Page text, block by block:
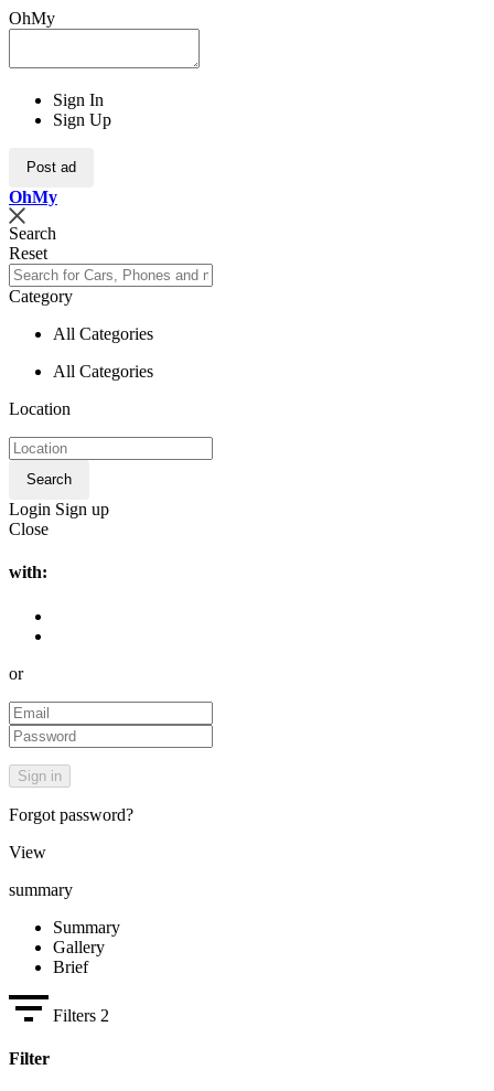
OhMy
Sign In
Sign Up
Post ad
OhMy
Search
Reset
Category
All Categories
All Categories
Location
Search
Login Sign up
Close
with:
or
Forgot password?
View
summary
Summary
Gallery
Brief
Filters 2
Filter